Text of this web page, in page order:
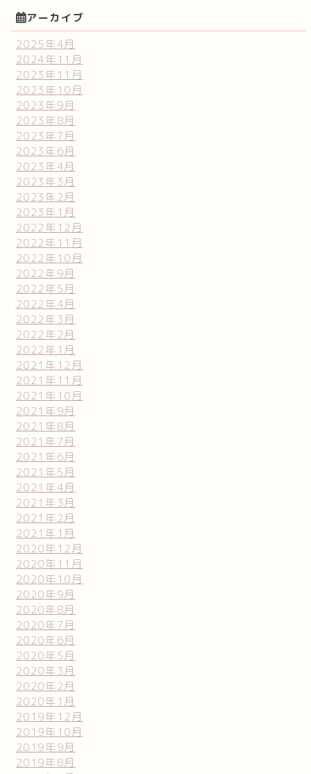
アーカイブ
2025年4月
2024年11月
2023年11月
2023年10月
2023年9月
2023年8月
2023年7月
2023年6月
2023年4月
2023年3月
2023年2月
2023年1月
2022年12月
2022年11月
2022年10月
2022年9月
2022年5月
2022年4月
2022年3月
2022年2月
2022年1月
2021年12月
2021年11月
2021年10月
2021年9月
2021年8月
2021年7月
2021年6月
2021年5月
2021年4月
2021年3月
2021年2月
2021年1月
2020年12月
2020年11月
2020年10月
2020年9月
2020年8月
2020年7月
2020年6月
2020年5月
2020年3月
2020年2月
2020年1月
2019年12月
2019年10月
2019年9月
2019年8月